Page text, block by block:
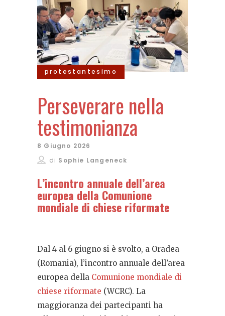
protestantesimo
Perseverare nella
testimonianza
8 Giugno 2026
di Sophie Langeneck
L’incontro annuale dell’area
europea della Comunione
mondiale di chiese riformate
Dal 4 al 6 giugno si è svolto, a Oradea
(Romania), l’incontro annuale dell’area
europea della Comunione mondiale di
chiese riformate (WCRC). La
maggioranza dei partecipanti ha